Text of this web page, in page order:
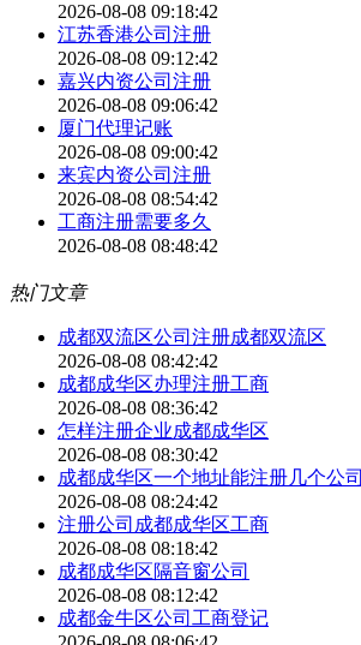
2026-08-08 09:18:42
江苏香港公司注册
2026-08-08 09:12:42
嘉兴内资公司注册
2026-08-08 09:06:42
厦门代理记账
2026-08-08 09:00:42
来宾内资公司注册
2026-08-08 08:54:42
工商注册需要多久
2026-08-08 08:48:42
热门文章
成都双流区公司注册成都双流区
2026-08-08 08:42:42
成都成华区办理注册工商
2026-08-08 08:36:42
怎样注册企业成都成华区
2026-08-08 08:30:42
成都成华区一个地址能注册几个公司
2026-08-08 08:24:42
注册公司成都成华区工商
2026-08-08 08:18:42
成都成华区隔音窗公司
2026-08-08 08:12:42
成都金牛区公司工商登记